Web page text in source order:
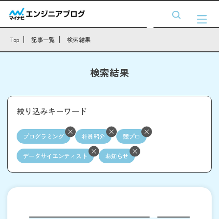
Top 記事一覧 検索結果
検索結果
絞り込みキーワード
プログラミング 社員紹介 競プロ
データサイエンティスト お知らせ